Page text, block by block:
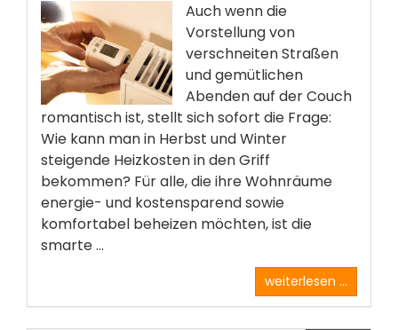
Auch wenn die
Vorstellung von
verschneiten Straßen
und gemütlichen
Abenden auf der Couch
romantisch ist, stellt sich sofort die Frage:
Wie kann man in Herbst und Winter
steigende Heizkosten in den Griff
bekommen? Für alle, die ihre Wohnräume
energie- und kostensparend sowie
komfortabel beheizen möchten, ist die
smarte ...
weiterlesen ...